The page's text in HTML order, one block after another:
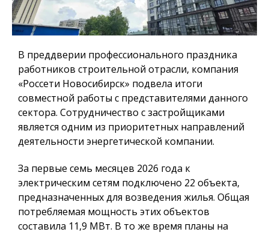
В преддверии профессионального праздника
работников строительной отрасли, компания
«Россети Новосибирск» подвела итоги
совместной работы с представителями данного
сектора. Сотрудничество с застройщиками
является одним из приоритетных направлений
деятельности энергетической компании.
За первые семь месяцев 2026 года к
электрическим сетям подключено 22 объекта,
предназначенных для возведения жилья. Общая
потребляемая мощность этих объектов
составила 11,9 МВт. В то же время планы на